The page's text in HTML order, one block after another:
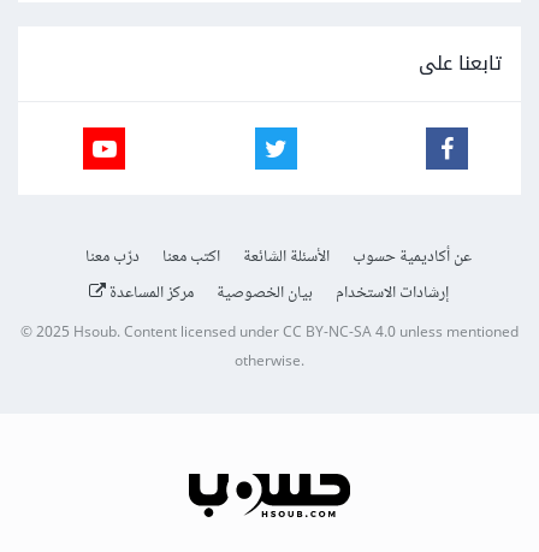
تابعنا على
عن أكاديمية حسوب الأسئلة الشائعة اكتب معنا
درّب معنا
إرشادات الاستخدام
بيان الخصوصية مركز المساعدة
© 2025Hsoub.Content licensed underCC BY-NC-SA 4.0unless mentioned
otherwise.